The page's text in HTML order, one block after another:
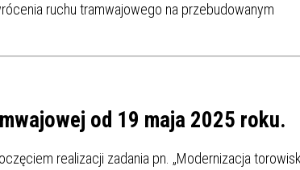
ruchu tramwajowego na przebudowanym
od 19 maja 2025 roku.
realizacji zadania pn. „Modernizacja